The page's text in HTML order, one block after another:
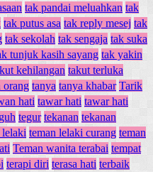
tak pandai meluahkan tak
tak putus asa tak reply mesej tak
tak sekolah tak sengaja tak suka
tunjuk kasih sayang tak yakin
kehilangan takut terluka
orang tanya tanya khabar Tarik
hati tawar hati tawar hati
tegur tekanan tekanan
lelaki teman lelaki curang teman
Teman wanita terabai tempat
terapi diri terasa hati terbaik